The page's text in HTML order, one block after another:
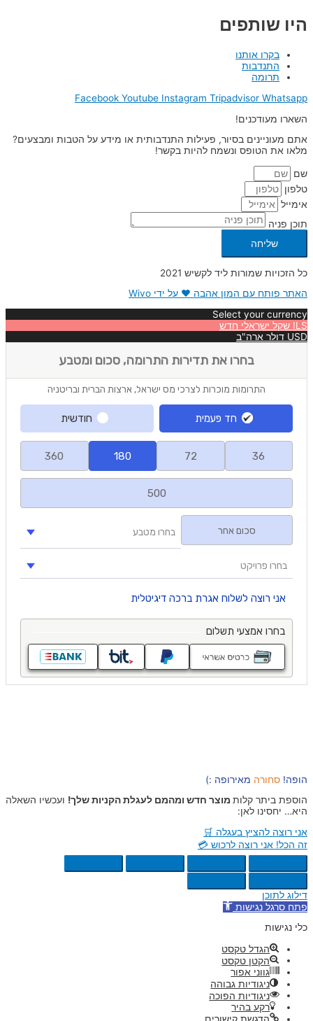
היו שותפים
בקרו אותנו
התנדבות
תרומה
Facebook Youtube Instagram Tripadvisor Whatsapp
השארו מעודכנים!
אתם מעוניינים בסיור, פעילות התנדבותית או מידע על הטבות ומבצעים?
מלאו את הטופס ונשמח להיות בקשר!
שם
טלפון
אימייל
תוכן פניה
שליחה
כל הזכויות שמורות ליד לקשיש 2021
האתר פותח עם המון אהבה ❤ על ידי Wivo
Select your currency
ILS שקל ישראלי חדש
USD דולר ארה"ב
הופה! סחורה מאירופה :)
הוספת ביתר קלות מוצר חדש ומהמם לעגלת הקניות שלך! ועכשיו השאלה
היא… יחסינו לאן:
אני רוצה להציץ בעגלה 🛒
זה הכל! אני רוצה לרכוש 💳
דילוג לתוכן
פתח סרגל נגישות
כלי נגישות
הגדל טקסט
הקטן טקסט
גווני אפור
ניגודיות גבוהה
ניגודיות הפוכה
רקע בהיר
הדגשת קישורים